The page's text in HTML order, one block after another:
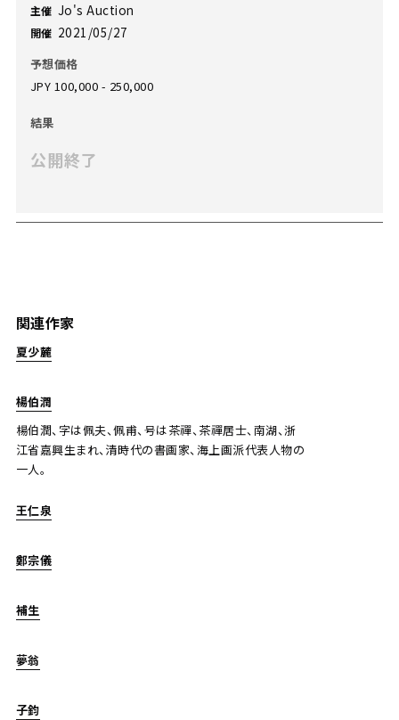
関連作家
夏少麓
楊伯潤
楊伯潤、字は佩夫、佩甫、号は茶禪、茶禪居士、南湖、浙
江省嘉興生まれ、清時代の書画家、海上画派代表人物の
一人。
王仁泉
鄭宗儀
補生
夢翁
子鈞
主催 Jo's Auction
開催 2021/05/27
予想価格
JPY 100,000 - 250,000
結果
公開終了